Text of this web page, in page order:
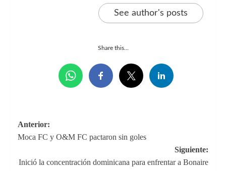
See author's posts
Share this...
Navegación
de
entradas
Anterior:
Moca FC y O&M FC pactaron sin goles
Siguiente:
Inició la concentración dominicana para enfrentar a Bonaire